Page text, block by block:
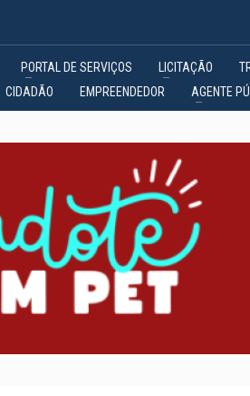
PORTAL DE SERVIÇOS LICITAÇÃO
CIDADÃO EMPREENDEDOR AGENTE